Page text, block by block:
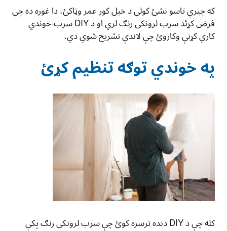
که چيري تاسو نشئ کولی د خپل کور عمر وټاکئ، دا غوره ده چې
فرض کړئد سرب لرونکی رنګ لري او د DIY سرب-خوندي
کاري کړنې وکاروئ چې لاندې تشریح شوي دي.
په خوندي توګه تنظیم کړئ
کله چې د DIY دنده ترسره کوئ چې سرب لرونکی رنګ پکې